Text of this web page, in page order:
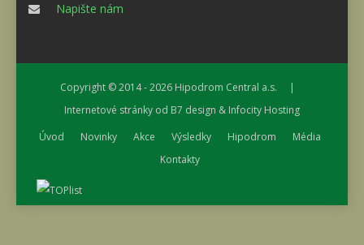
Napište nám
Copyright © 2014 - 2026 Hipodrom Central a.s. |
Internetové stránky od B7 design & Infocity Hosting
Úvod
Novinky Akce Výsledky Hipodrom
Média
Kontakty